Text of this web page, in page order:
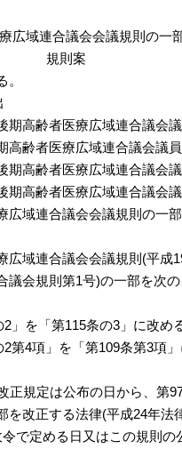
広域連合議会会議規則の一
規則案
。
期高齢者医療広域連合議会
高齢者医療広域連合議会議
期高齢者医療広域連合議会
期高齢者医療広域連合議会
広域連合議会会議規則の一
広域連合議会会議規則(平成
議会規則第1号)の一部を次
」を「第115条の3」に改める
第4項」を「第109条第3項」
正規定は公布の日から、第
を改正する法律(平成24年法
で定める日又はこの規則の